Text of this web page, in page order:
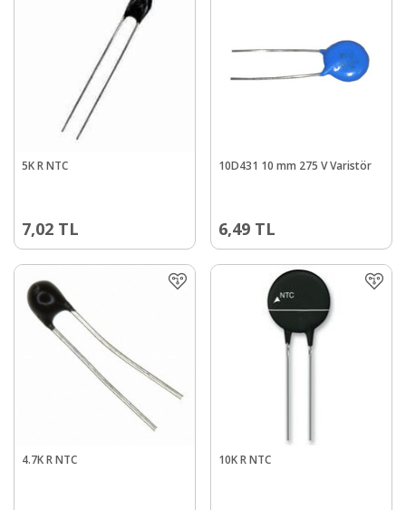
5K R NTC
7,02 TL
10D431 10 mm 275 V Varistör
6,49 TL
4.7K R NTC 10K R NTC